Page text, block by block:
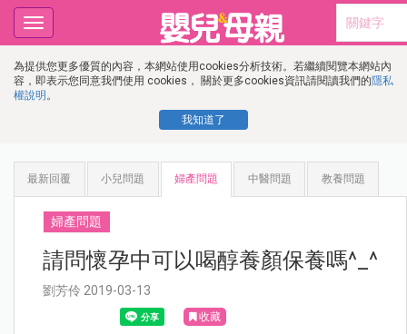
為提供您更多優質的內容，本網站使用cookies分析技術。若繼續閱覽本網站內
容，即表示您同意我們使用 cookies， 關於更多cookies資訊請閱讀我們的隱私
權說明 。
我知道了
Toggle
navigation
最新回覆 小兒問題 婦產問題 中醫問題 教養問題
婦產問題
請問懷孕中可以喝醇養顏保養嗎^_^
劉芳伶 2019-03-13
收藏